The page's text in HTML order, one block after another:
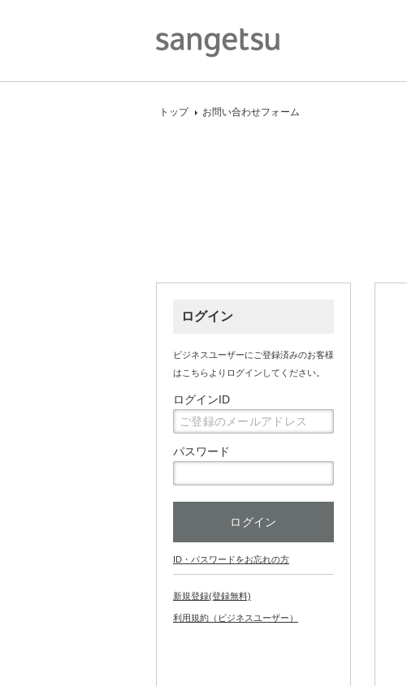
トップ お問い合わせフォーム
ログイン
ビジネスユーザーにご登録済みのお客様
はこちらよりログインしてください。
ログインID
パスワード
ID・パスワードをお忘れの方
新規登録(登録無料)
利用規約（ビジネスユーザー）